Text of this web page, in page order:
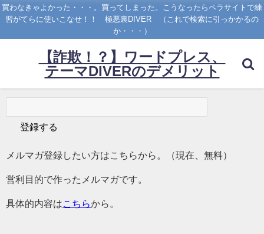
買わなきゃよかった・・・。買ってしまった。こうなったらペラサイトで練
習がてらに使いこなせ！！ 極悪裏DIVER （これで検索に引っかかるの
か・・・）
【詐欺！？】ワードプレス、
テーマDIVERのデメリット
メルマガ登録したい方はこちらから。（現在、無料）
営利目的で作ったメルマガです。
具体的内容は こちらから。